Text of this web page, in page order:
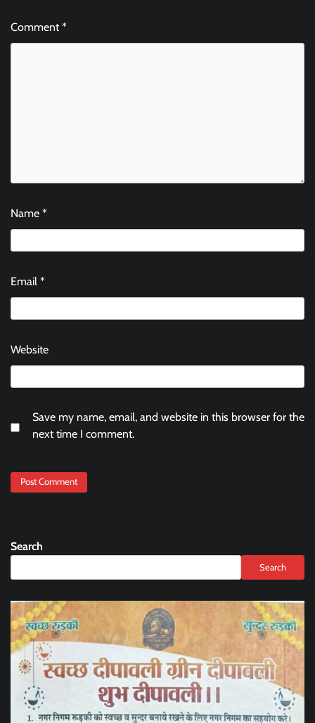
Comment*
Name *
Email *
Website
Save my name, email, and website in this browser for the
next time I comment.
Search
Search